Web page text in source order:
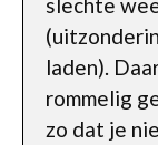
laden).
rommelig
zo dat je